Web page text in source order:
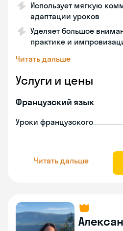
Использует мягкую
адаптации уроков
Уделяет большое
практике и
Читать дальше
Услуги и цены
Французский язык
Уроки французского
Читать дальше